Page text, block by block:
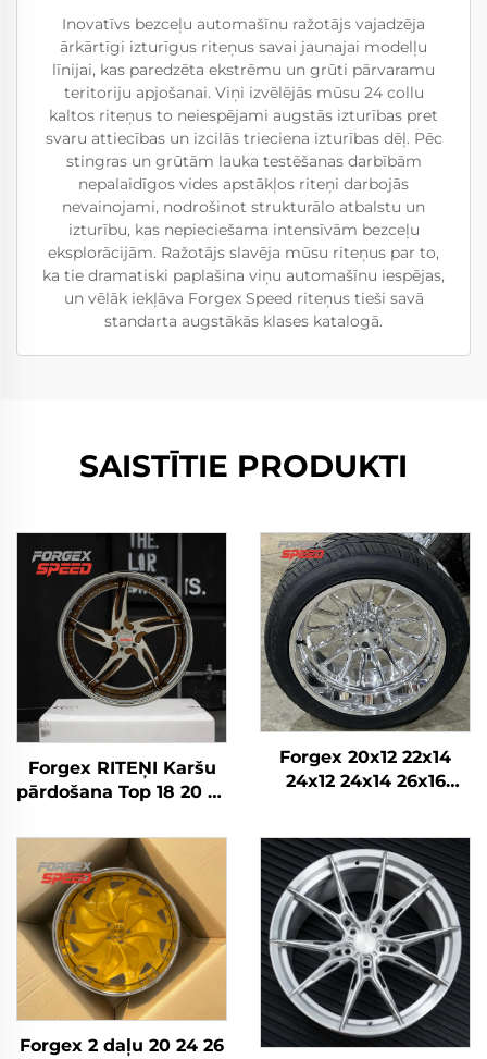
Inovatīvs bezceļu automašīnu ražotājs vajadzēja
ārkārtīgi izturīgus riteņus savai jaunajai modelļu
līnijai, kas paredzēta ekstrēmu un grūti pārvaramu
teritoriju apjošanai. Viņi izvēlējās mūsu 24 collu
kaltos riteņus to neiespējami augstās izturības pret
svaru attiecības un izcilās trieciena izturības dēļ. Pēc
stingras un grūtām lauka testēšanas darbībām
nepalaidīgos vides apstākļos riteņi darbojās
nevainojami, nodrošinot strukturālo atbalstu un
izturību, kas nepieciešama intensīvām bezceļu
eksplorācijām. Ražotājs slavēja mūsu riteņus par to,
ka tie dramatiski paplašina viņu automašīnu iespējas,
un vēlāk iekļāva Forgex Speed riteņus tieši savā
standarta augstākās klases katalogā.
SAISTĪTIE PRODUKTI
Forgex RITEŅI Karšu
pārdošana Top 18 20 22
5x114.3 5x120 6x139.7
Pielāgoti kausētie
riteņi Personīgā auto
diski
Forgex 20x12 22x14
24x12 24x14 26x16
kaltās diskrades
Chevrolet GMC
2500HD Silverado Ram
SUV
Forgex 2 daļu 20 24 26